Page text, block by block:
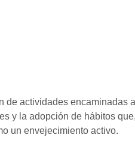
actividades encaminadas
y la adopción de hábitos
un envejecimiento activo.